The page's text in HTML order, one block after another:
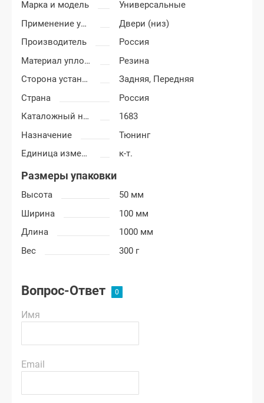
Марка и модель
Универсальные
Применение уплотнителя
Двери (низ)
Производитель
Россия
Материал уплотнителя
Резина
Сторона установки
Задняя, Передняя
Страна
Россия
Каталожный номер
1683
Назначение
Тюнинг
Единица измерения
к-т.
Размеры упаковки
Высота
50 мм
Ширина
100 мм
Длина
1000 мм
Вес
300 г
Вопрос-Ответ
Имя
Email